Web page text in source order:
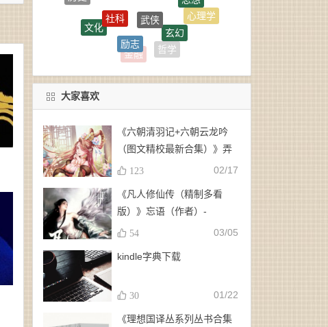
心理学
惊悚
成长
文化
哲学
金融
励志
大家喜欢
《六朝清羽记+六朝云龙吟
（图文精校最新合集）》弄
玉、龙璇（作者）-
123 02/17
《凡人修仙传（精制多看
版）》忘语（作者）-
epub+mobi
54 03/05
kindle字典下载
30 01/22
《理想国译丛系列丛书合集